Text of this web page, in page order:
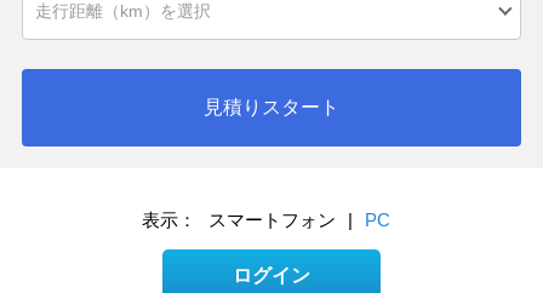
見積りスタート
表示： スマートフォン | PC
ログイン